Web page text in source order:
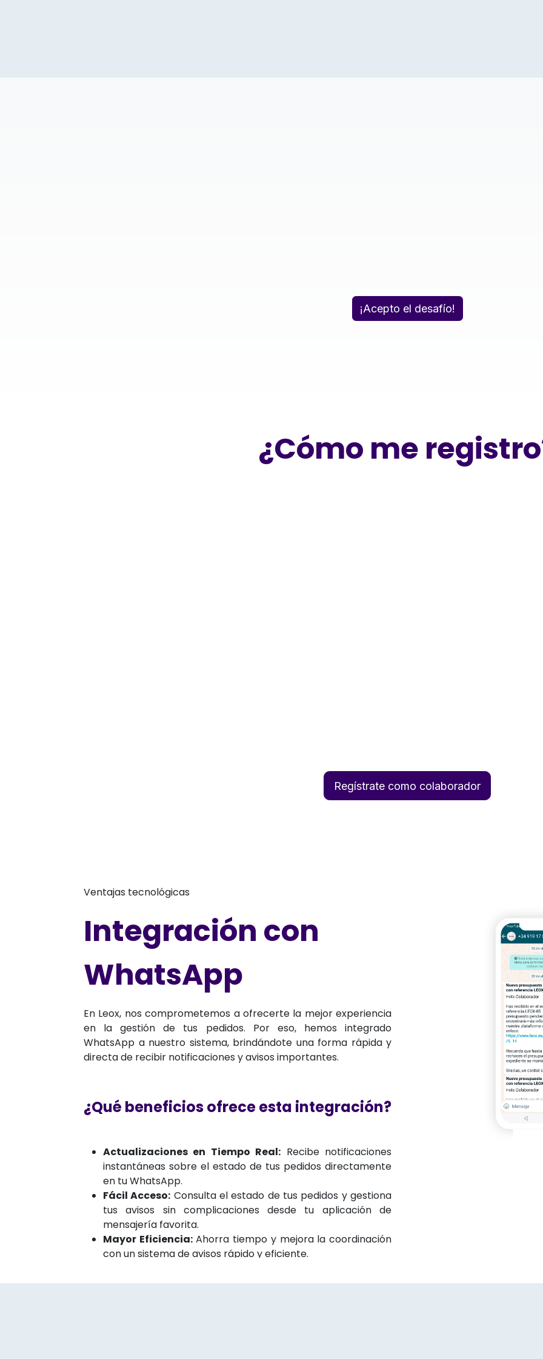
¡Acepto el desafío!
¿Cómo me
Regístrate como colaborador
Ventajas tecnológicas
Integración con
WhatsApp
En Leox, nos comprometemos a ofrecerte la mejor experiencia
en la gestión de tus pedidos. Por eso, hemos integrado
WhatsApp a nuestro sistema, brindándote una forma rápida y
directa de recibir notificaciones y avisos importantes.
¿Qué beneficios ofrece esta integración?
Actualizaciones en Tiempo Real: Recibe notificaciones
instantáneas sobre el estado de tus pedidos directamente
en tu WhatsApp.
Fácil Acceso: Consulta el estado de tus pedidos y gestiona
tus avisos sin complicaciones desde tu aplicación de
mensajería favorita.
Mayor Eficiencia:Ahorra tiempo y mejora la coordinación
con un sistema de avisos rápido y eficiente.